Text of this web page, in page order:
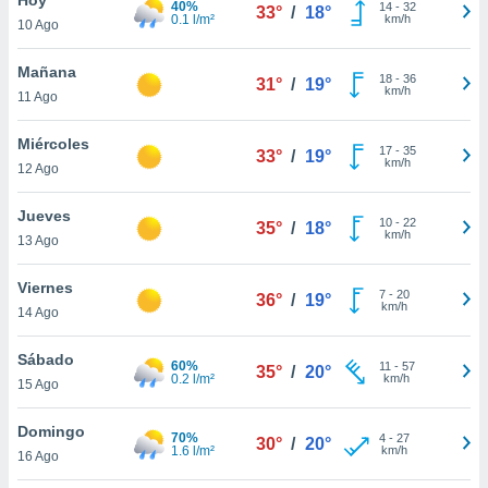
en
más
nuestra
de
cookies
aceptar
10 Ago
40%
0.1 l/m²
33° / 18° 14- 32
km/h
Mañana
11 Ago
31° / 19° 18- 36
km/h
Miércoles
12 Ago
33° / 19° 17- 35
km/h
Jueves
13 Ago
35° / 18° 10- 22
km/h
Viernes
14 Ago
36° / 19° 7- 20
km/h
Sábado
15 Ago
60%
0.2 l/m²
35° / 20° 11 - 57
km/h
Domingo
16 Ago
70%
1.6 l/m²
30° / 20° 4- 27
km/h